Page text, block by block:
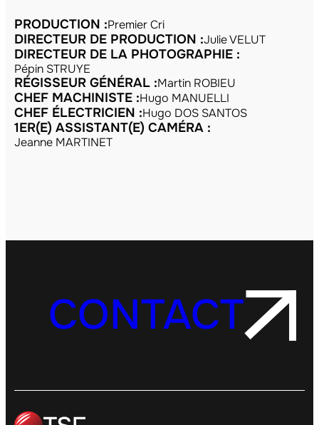
PRODUCTION :Premier Cri
DIRECTEUR DE PRODUCTION :Julie VELUT
DIRECTEUR DE LA PHOTOGRAPHIE :
Pépin STRUYE
RÉGISSEUR GÉNÉRAL :Martin ROBIEU
CHEF MACHINISTE :Hugo MANUELLI
CHEF ÉLECTRICIEN :Hugo DOS SANTOS
1ER(E) ASSISTANT(E) CAMÉRA :
Jeanne MARTINET
CONTACT